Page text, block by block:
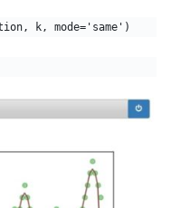
k, mode='same')